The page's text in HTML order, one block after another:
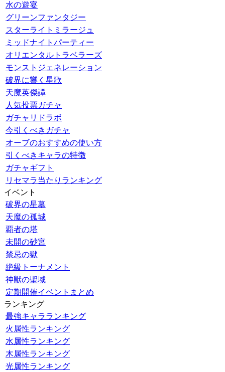
水の遊宴
グリーンファンタジー
スターライトミラージュ
ミッドナイトパーティー
オリエンタルトラベラーズ
モンストジェネレーション
破界に響く星歌
天魔英傑譚
人気投票ガチャ
ガチャリドラボ
今引くべきガチャ
オーブのおすすめの使い方
引くべきキャラの特徴
ガチャギフト
リセマラ当たりランキング
イベント
破界の星墓
天魔の孤城
覇者の塔
未開の砂宮
禁忌の獄
絶級トーナメント
神獣の聖域
定期開催イベントまとめ
ランキング
最強キャラランキング
火属性ランキング
水属性ランキング
木属性ランキング
光属性ランキング